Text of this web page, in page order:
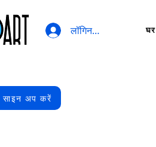
लॉगिन करें घर
साइन अप करें